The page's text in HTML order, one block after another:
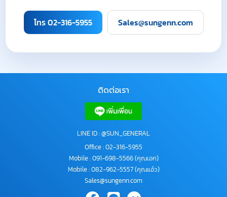
โทร 02-316-5955 Sales@sungenn.com
ติดต่อเรา
LINE ID : @SUN_GENERAL
Office :02-316-5955
Mobile :091-698-5566(คุณเอก)
Mobile :082-962-5557(คุณแอ๋ว)
Sales@sungenn.com